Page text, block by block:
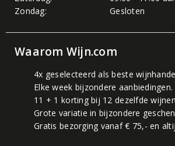
Zondag:
Gesloten
Waarom Wijn.com
4x geselecteerd als beste
Elke week bijzondere aanbiedingen.
11 + 1 korting bij 12 dezelfde
Grote variatie in bijzondere
Gratis bezorging vanaf € 75,- en